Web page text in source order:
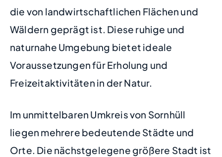
die von landwirtschaftlichen Flächen und
Wäldern geprägt ist. Diese ruhige und
naturnahe Umgebung bietet ideale
Voraussetzungen für Erholung und
Freizeitaktivitäten in der Natur.
Im unmittelbaren Umkreis von Sornhüll
liegen mehrere bedeutende Städte und
Orte. Die nächstgelegene größere Stadt ist